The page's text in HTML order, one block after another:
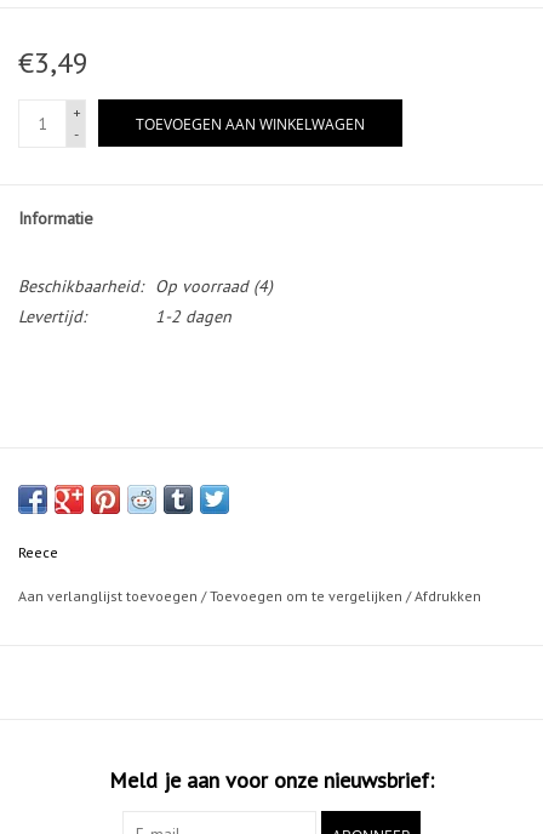
€3,49
+
-
TOEVOEGEN AAN WINKELWAGEN
Informatie
Beschikbaarheid: Op voorraad(4)
Levertijd:
1-2 dagen
Reece
Aan verlanglijst toevoegen /Toevoegen om te vergelijken /Afdrukken
Meld je aan voor onze nieuwsbrief: